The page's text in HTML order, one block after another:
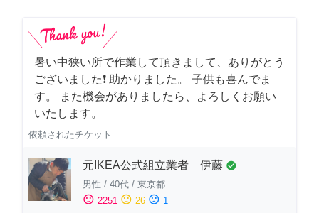
暑い中狭い所で作業して頂きまして、ありがとう
ございました❗️ 助かりました。 子供も喜んでま
す。 また機会がありましたら、よろしくお願い
いたします。
依頼されたチケット
元IKEA公式組立業者 伊藤 check_circle
男性 / 40代 / 東京都
sentiment_satisfied 2251 sentiment_neutral 26 sentiment_dissatisfied 1